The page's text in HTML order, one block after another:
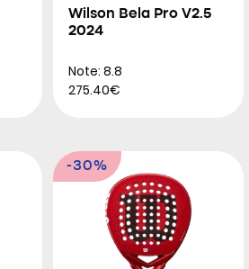
Wilson Bela Pro V2.5
2024
Note: 8.8
275.40€
-30%